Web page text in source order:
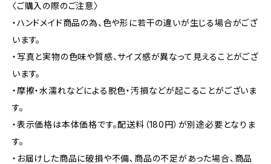
〈ご購入の際のご注意〉
・ハンドメイド商品の為、色や形に若干の違いが生じる場合がござ
います。
・写真と実物の色味や質感、サイズ感が異なって見えることがござ
います。
・摩擦・水濡れなどによる脱色・汚損などが起こることがございま
す。
・表示価格は本体価格です。配送料（180円）が別途必要となりま
す。
・お届けした商品に破損や不備､商品の不足があった場合、商品